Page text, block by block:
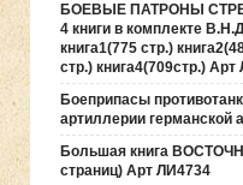
БОЕВЫЕ ПАТРОНЫ
4 книги в комплекте
книга1(775 стр.)
стр.) книга4(709стр.)
Боеприпасы
артиллерии германской
Большая книга
страниц) Арт ЛИ4734